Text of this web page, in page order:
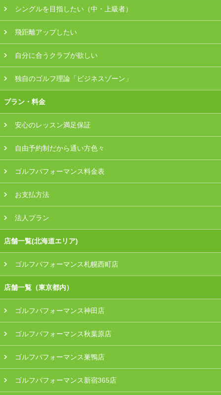
シングルを目指したい（中・上級者）
飛距離アップしたい
自分に合うクラブが欲しい
独自のゴルフ理論「ビジネスゾーン」
プラン・料金
安心のレッスン満足保証
自由予約制だから通い方色々
ゴルフパフォーマンス料金表
お支払方法
法人プラン
店舗一覧(北海道エリア)
ゴルフパフォーマンス札幌西町店
店舗一覧（東京都内）
ゴルフパフォーマンス神田店
ゴルフパフォーマンス秋葉原店
ゴルフパフォーマンス巣鴨店
ゴルフパフォーマンス新宿365店